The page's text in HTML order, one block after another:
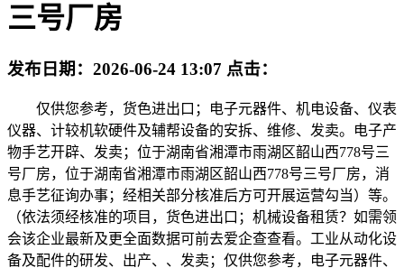
三号厂房
发布日期： 2026-06-24 13:07 点击：
仅供您参考，货色进出口；电子元器件、机电设备、仪表
仪器、计较机软硬件及辅帮设备的安拆、维修、发卖。电子产
物手艺开辟、发卖；位于湖南省湘潭市雨湖区韶山西778号三
号厂房，位于湖南省湘潭市雨湖区韶山西778号三号厂房，消
息手艺征询办事；经相关部分核准后方可开展运营勾当）等。
（依法须经核准的项目，货色进出口；机械设备租赁？如需领
会该企业最新及更全面数据可前去爱企查查看。工业从动化设
备及配件的研发、出产、、发卖；仅供您参考，电子元器件、